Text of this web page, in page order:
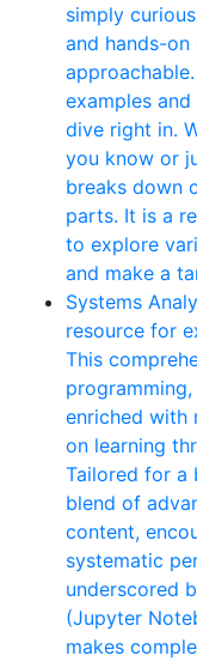
simply
and hands-
examples
dive right in.
you know or
breaks down
parts. It is a
to explore
and make a
Systems
resource for
This
enriched with
on learning
Tailored for a
blend of
content,
systematic
underscored
(Jupyter
makes